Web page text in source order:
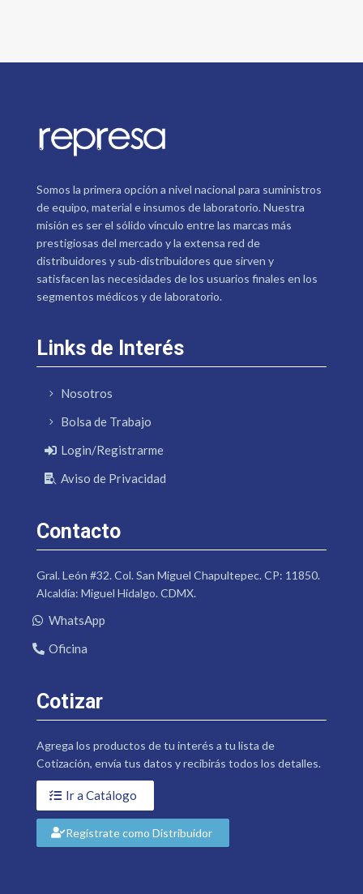
Somos la primera opción a nivel nacional para suministros
de equipo, material e insumos de laboratorio. Nuestra
misión es ser el sólido vínculo entre las marcas más
prestigiosas del mercado y la extensa red de
distribuidores y sub-distribuidores que sirven y
satisfacen las necesidades de los usuarios finales en los
segmentos médicos y de laboratorio.
Links de Interés
Nosotros
Bolsa de Trabajo
Login/Registrarme
Aviso de Privacidad
Contacto
Gral. León #32. Col. San Miguel Chapultepec. CP: 11850.
Alcaldía: Miguel Hidalgo. CDMX.
WhatsApp
Oficina
Cotizar
Agrega los productos de tu interés a tu lista de
Cotización, envía tus datos y recibirás todos los detalles.
Ir a Catálogo
Regístrate como Distribuidor